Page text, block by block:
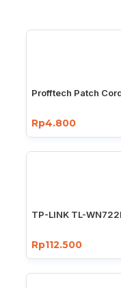
Profftech Patch
Rp4.800
TP-LINK TL-
Rp112.500